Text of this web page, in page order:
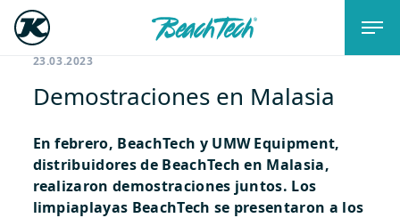
23.03.2023
Demostraciones en Malasia
En febrero, BeachTech y UMW Equipment,
distribuidores de BeachTech en Malasia,
realizaron demostraciones juntos. Los
limpiaplayas BeachTech se presentaron a los